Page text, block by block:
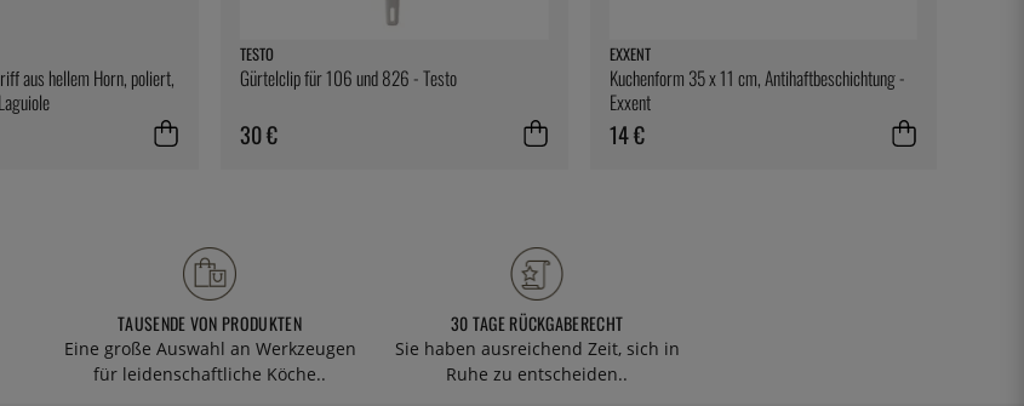
aus hellem Horn, poliert,
TESTO
Gürtelclip für 106 und 826 - Testo
30 €
EXXENT
Kuchenform 35 x 11 cm, Antihaftbeschichtung -
Exxent
14 €
TAUSENDE VON PRODUKTEN
Eine große Auswahl an Werkzeugen
für leidenschaftliche Köche..
30 TAGE RÜCKGABERECHT
Sie haben ausreichend Zeit, sich in
Ruhe zu entscheiden..